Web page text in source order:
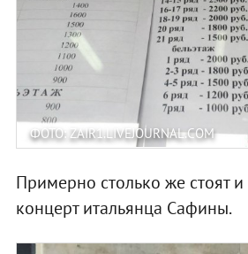
ФОТО: ZAIR1.LIVEJOURNAL.COM
Примерно столько же стоят
концерт итальянца Сафины.